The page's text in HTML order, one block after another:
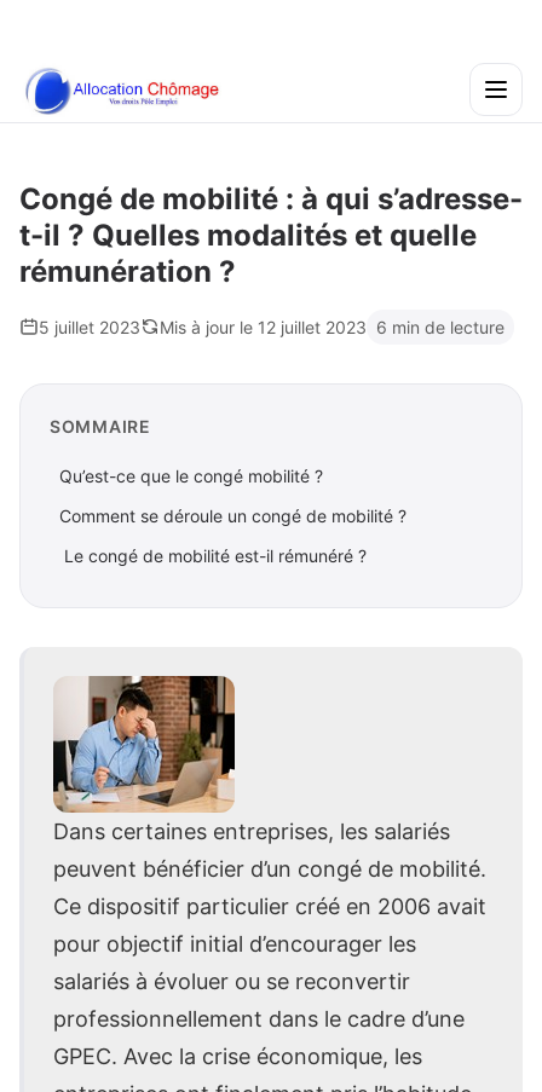
Congé de mobilité : à qui s’adresse-
t-il ? Quelles modalités et quelle
rémunération ?
5 juillet 2023 Mis à jour le 12 juillet 2023 6 min de lecture
SOMMAIRE
Qu’est-ce que le congé mobilité ?
Comment se déroule un congé de mobilité ?
Le congé de mobilité est-il rémunéré ?
Dans certaines entreprises, les salariés
peuvent bénéficier d’un congé de mobilité.
Ce dispositif particulier créé en 2006 avait
pour objectif initial d’encourager les
salariés à évoluer ou se reconvertir
professionnellement dans le cadre d’une
GPEC. Avec la crise économique, les